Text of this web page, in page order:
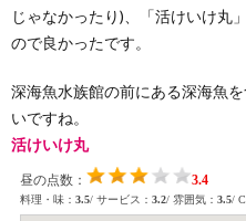
じゃなかったり)、「活けいけ丸
ので良かったです。
深海魚水族館の前にある深海魚
いですね。
活けいけ丸